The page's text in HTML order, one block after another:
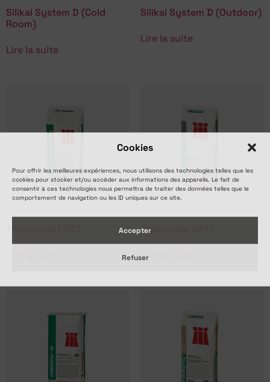
Cookies
Pour offrir les meilleures expériences, nous utilisons des technologies telles que les
cookies pour stocker et/ou accéder aux informations des appareils. Le fait de
consentir à ces technologies nous permettra de traiter des données telles que le
comportement de navigation ou les ID uniques sur ce site.
Accepter
Refuser
Silikal System D (Cold
Room)
Lire la suite
Silikal System D (Outdoor)
Lire la suite
Thermopal GP11
Lire la suite